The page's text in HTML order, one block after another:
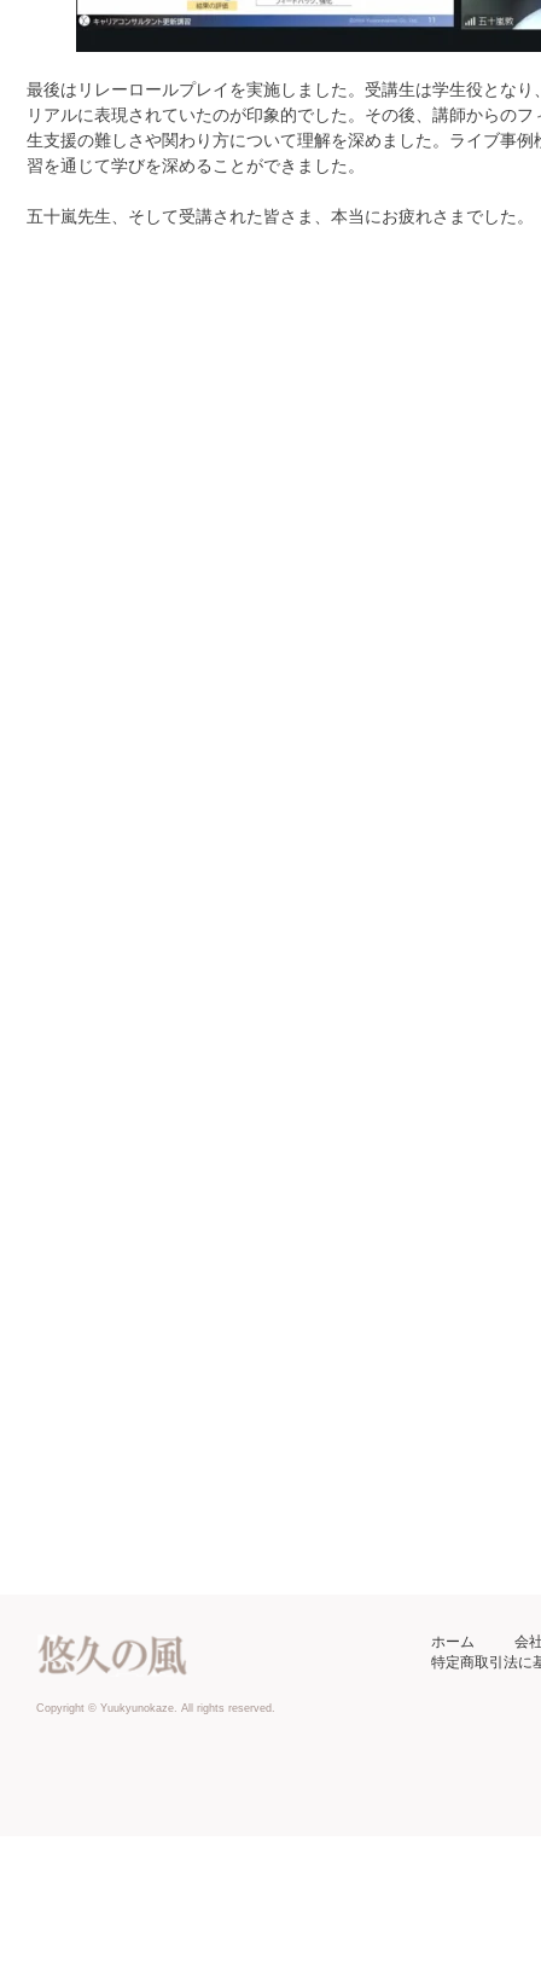
最後はリレーロールプレイを実施しました。受講生は学生役とな
リアルに表現されていたのが印象的でした。その後、講師からの
生支援の難しさや関わり方について理解を深めました。ライブ事
習を通じて学びを深めることができました。
五十嵐先生、そして受講された皆さま、本当にお疲れさまでした。
ホーム
会
特定商取引法に
Copyright © Yuukyunokaze. All rights reserved.